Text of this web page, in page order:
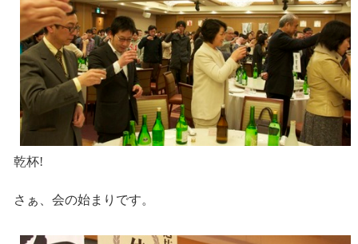
乾杯!
さぁ、会の始まりです。